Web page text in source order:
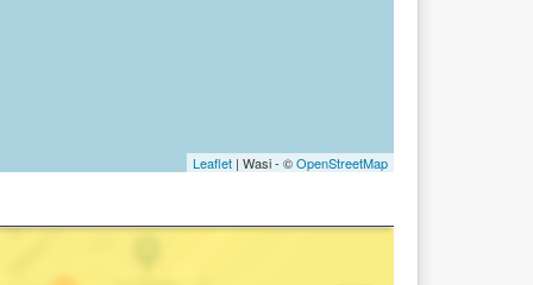
Leaflet | Wasi - ©OpenStreetMap